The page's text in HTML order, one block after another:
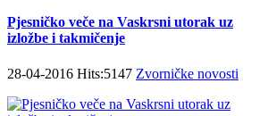
Pjesničko veče na Vaskrsni utorak uz
izložbe i takmičenje
28-04-2016 Hits:5147 Zvorničke novosti